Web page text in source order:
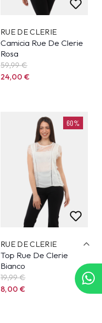
RUE DE CLERIE
Camicia Rue De Clerie
Rosa
59,99€
24,00€
60%
RUE DE CLERIE
Top Rue De Clerie
Bianco
19,99€
8,00 €